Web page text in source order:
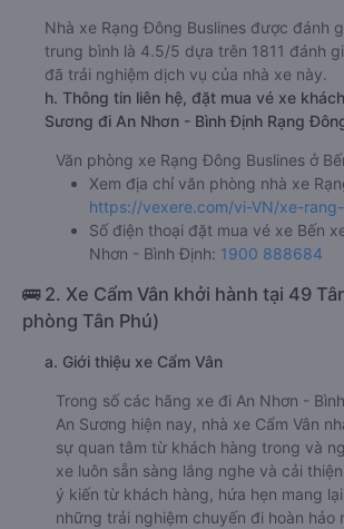
Nhà xe Rạng Đông Buslines được đánh
trung bình là 4.5/5 dựa trên 1811 đánh
đã trải nghiệm dịch vụ của nhà xe này.
h. Thông tin liên hệ, đặt mua vé xe
Sương đi An Nhơn - Bình Định Rạng
Văn phòng xe Rạng Đông Buslines ở
Xem địa chỉ văn phòng nhà xe
https://vexere.com/vi-VN/xe-
Số điện thoại đặt mua vé xe Bến
Nhơn - Bình Định: 1900 888684
🚌 2. Xe Cẩm Vân khởi hành tại 49
phòng Tân Phú)
a. Giới thiệu xe Cẩm Vân
Trong số các hãng xe đi An Nhơn -
An Sương hiện nay, nhà xe Cẩm Vân
sự quan tâm từ khách hàng trong và
xe luôn sẵn sàng lắng nghe và cải
ý kiến từ khách hàng, hứa hẹn mang
những trải nghiệm chuyến đi hoàn hảo